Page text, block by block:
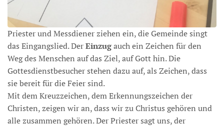
Priester und Messdiener ziehen ein, die Gemeinde singt
das Eingangslied. DerEinzugauch ein Zeichen für den
Weg des Menschen auf das Ziel, auf Gott hin. Die
Gottesdienstbesucher stehen dazu auf, als Zeichen, dass
sie bereit für die Feier sind.
Mit dem Kreuzzeichen, dem Erkennungszeichen der
Christen, zeigen wir an, dass wir zu Christus gehören und
alle zusammen gehören. Der Priester sagt uns, der